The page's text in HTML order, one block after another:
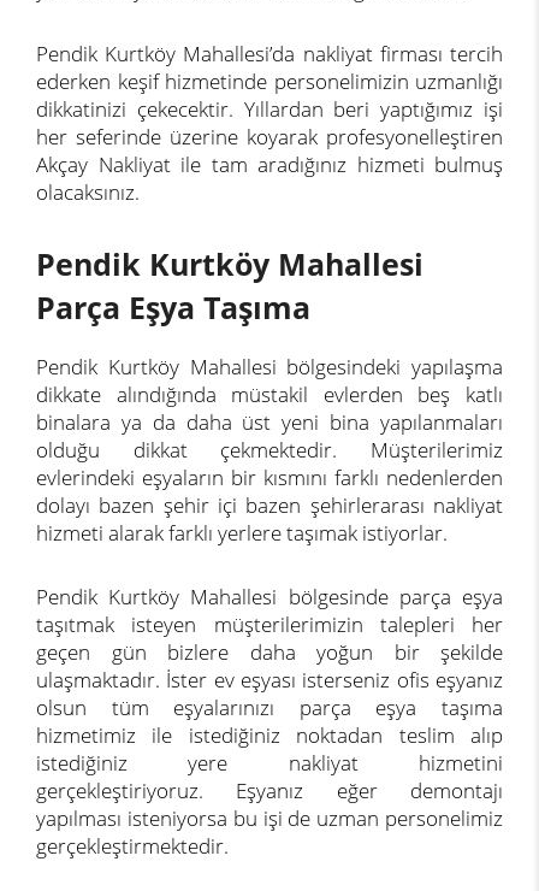
Pendik Kurtköy Mahallesi’da nakliyat firması tercih
ederken keşif hizmetinde personelimizin uzmanlığı
dikkatinizi çekecektir. Yıllardan beri yaptığımız işi
her seferinde üzerine koyarak profesyonelleştiren
Akçay Nakliyat ile tam aradığınız hizmeti bulmuş
olacaksınız.
Pendik Kurtköy Mahallesi
Parça Eşya Taşıma
Pendik Kurtköy Mahallesi bölgesindeki yapılaşma
dikkate alındığında müstakil evlerden beş katlı
binalara ya da daha üst yeni bina yapılanmaları
olduğu dikkat çekmektedir. Müşterilerimiz
evlerindeki eşyaların bir kısmını farklı nedenlerden
dolayı bazen şehir içi bazen şehirlerarası nakliyat
hizmeti alarak farklı yerlere taşımak istiyorlar.
Pendik Kurtköy Mahallesi bölgesinde parça eşya
taşıtmak isteyen müşterilerimizin talepleri her
geçen gün bizlere daha yoğun bir şekilde
ulaşmaktadır. İster ev eşyası isterseniz ofis eşyanız
olsun tüm eşyalarınızı parça eşya taşıma
hizmetimiz ile istediğiniz noktadan teslim alıp
istediğiniz yere nakliyat hizmetini
gerçekleştiriyoruz. Eşyanız eğer demontajı
yapılması isteniyorsa bu işi de uzman personelimiz
gerçekleştirmektedir.